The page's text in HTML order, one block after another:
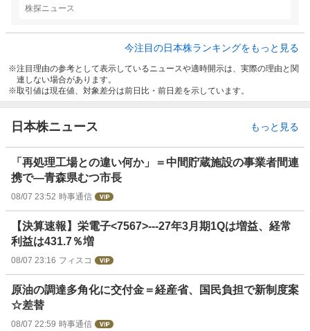
株探ニュース
今注目の日本株ランキングをもっと見る
注目理由の参考として表示しているニュースや適時開示は、実際の理由と関
連しない場合があります。
取引値は現在値、対象差分は前日比・前日差を示しています。
日本株ニュース もっと見る
「再処理工場との違い何か」＝中間貯蔵施設の事業者間連
携で―青森県むつ市長
08/07 23:52 時事通信
【決算速報】栄電子<7567>---27年3月期1Qは増益、経常
利益は431.7％増
08/07 23:16 フィスコ
原油の調達多角化に交付金＝経産省、国民負担で新制度案
☆差替
08/07 22:59 時事通信